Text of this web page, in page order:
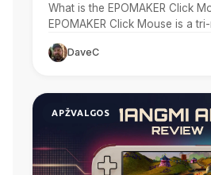
What is the EPOMAKER Click
EPOMAKER Click Mouse is a
gaming mouse with a
58g chassis,...
DaveC
APŽVALGOS